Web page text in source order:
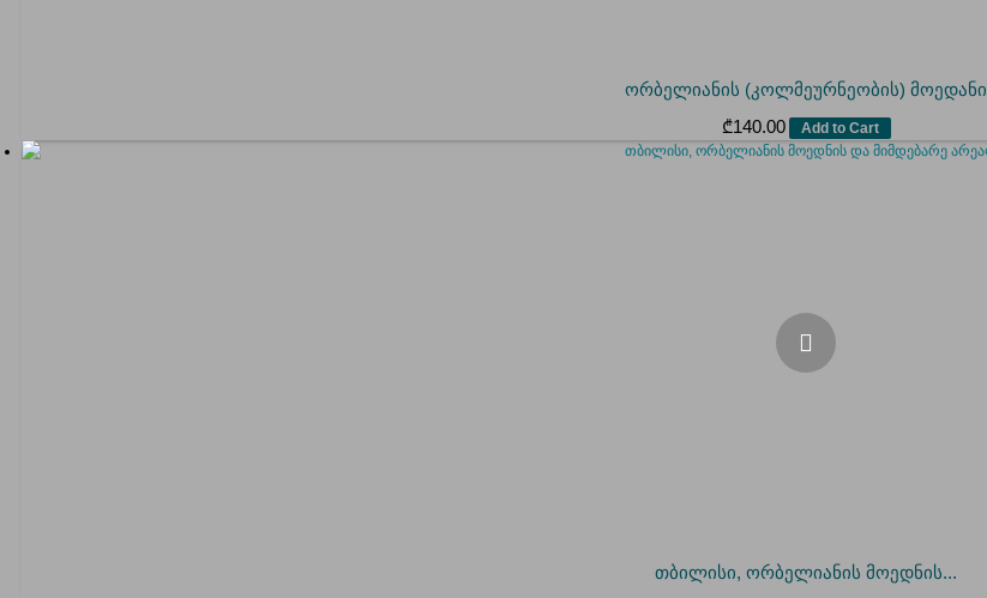
ორბელიანის (კოლმეურნეობის) მოედანი
₾140.00 Add to Cart
თბილისი, ორბელიანის მოედნის...